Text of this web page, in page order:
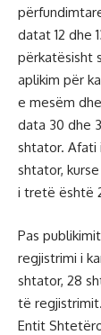
datat 12 dhe
përkatësisht
aplikim për
e mesëm
data 30 dhe
shtator. Afati
shtator,
i tretë është
Pas
regjistrimi i
shtator, 28
të
Entit